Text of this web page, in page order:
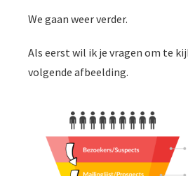
We gaan weer verder.
Als eerst wil ik je vragen om te
volgende afbeelding.